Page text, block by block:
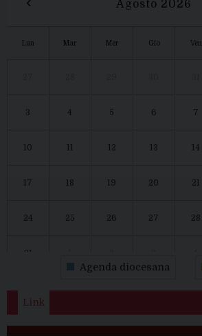
Agosto 2026
Lun Mar Mer Gio Ven
3 4 5 6 7
10 12 13 14
17 18 19 20 21
24 25 26 27 28
31
Agenda diocesana
Link